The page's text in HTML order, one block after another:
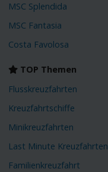
MSC Splendida
MSC Fantasia
Costa Favolosa
TOP Themen
Flusskreuzfahrten
Kreuzfahrtschiffe
Minikreuzfahrten
Last Minute Kreuzfahrten
Familienkreuzfahrt